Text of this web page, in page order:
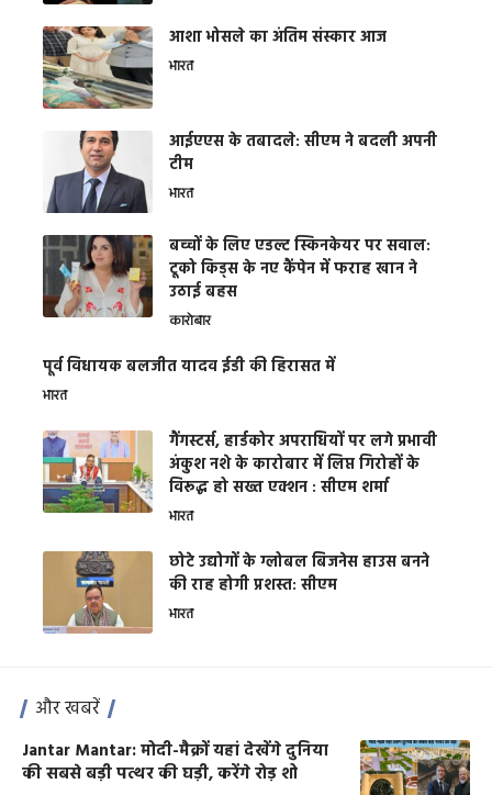
आशा भोसले का अंतिम संस्कार आज
भारत
आईएएस के तबादले: सीएम ने बदली अपनी
टीम
भारत
बच्चों के लिए एडल्ट स्किनकेयर पर सवाल:
टूको किड्स के नए कैंपेन में फराह खान ने
उठाई बहस
कारोबार
पूर्व विधायक बलजीत यादव ईडी की हिरासत में
भारत
गैंगस्टर्स, हार्डकोर अपराधियों पर लगे प्रभावी
अंकुश नशे के कारोबार में लिप्त गिरोहों के
विरूद्ध हो सख्त एक्शन : सीएम शर्मा
भारत
छोटे उद्योगों के ग्लोबल बिजनेस हाउस बनने
की राह होगी प्रशस्त: सीएम
भारत
और खबरें
Jantar Mantar: मोदी-मैक्रों यहां देखेंगे दुनिया
की सबसे बड़ी पत्थर की घड़ी, करेंगे रोड़ शो